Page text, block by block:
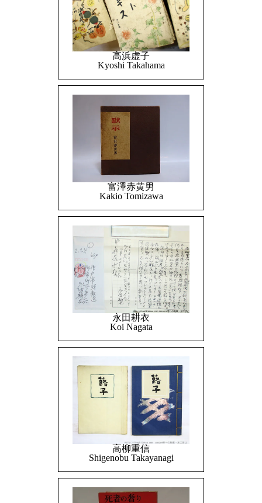
高浜虚子
Kyoshi Takahama
富澤赤黄男
Kakio Tomizawa
永田耕衣
Koi Nagata
高柳重信
Shigenobu Takayanagi